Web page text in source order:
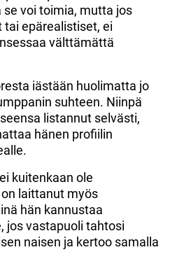
voi toimia, mutta jos
epärealistiset, ei
välttämättä
iästään huolimatta jo
suhteen. Niinpä
listannut selvästi,
hänen profiilin
kuitenkaan ole
laittanut myös
hän kannustaa
jos vastapuoli tahtosi
naisen ja kertoo samalla